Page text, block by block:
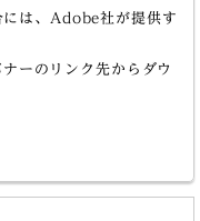
には、Adobe社が提供す
ーのリンク先からダウ